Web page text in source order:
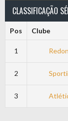
CLASSIFICAÇÃO
Pos Clube
1
2
3